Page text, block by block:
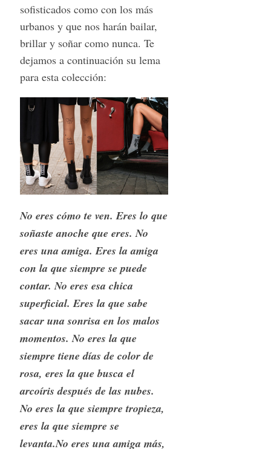
soﬁsticados como con los más
urbanos y que nos harán bailar,
brillar y soñar como nunca. Te
dejamos a continuación su lema
para esta colección:
No eres cómo te ven. Eres lo que
soñaste anoche que eres. No
eres una amiga. Eres la amiga
con la que siempre se puede
contar. No eres esa chica
superﬁcial. Eres la que sabe
sacar una sonrisa en los malos
momentos. No eres la que
siempre tiene días de color de
rosa, eres la que busca el
arcoíris después de las nubes.
No eres la que siempre tropieza,
eres la que siempre se
levanta.No eres una amiga más,